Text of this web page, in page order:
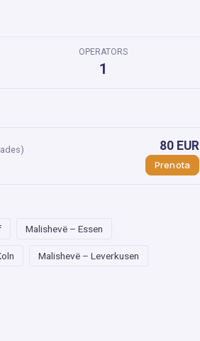
OPERATORS
1
80 EUR
Prenota
Malishevë – Essen
Malishevë – Leverkusen